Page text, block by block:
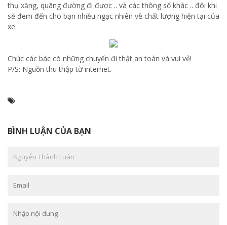
thụ xăng, quãng đường đi được .. và các thông số khác .. đôi khi
sẽ đem đến cho bạn nhiều ngạc nhiên về chất lượng hiện tại của
xe.
Chúc các bác có những chuyến đi thật an toàn và vui vẻ!
P/S: Nguồn thu thập từ internet.
BÌNH LUẬN CỦA BẠN